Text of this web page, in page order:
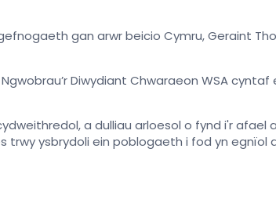
gan arwr beicio Cymru, Geraint
Diwydiant Chwaraeon WSA cyntaf
a dulliau arloesol o fynd i'r afael
trwy ysbrydoli ein poblogaeth i fod yn egnïol